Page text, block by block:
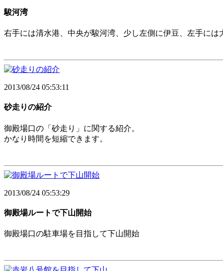
駿河湾
右手には清水港、中央が駿河湾、少し左側に伊豆、左手には
2013/08/24 05:53:11
砂走りの紹介
御殿場口の「砂走り」に関する紹介。
かなり時間を短縮できます。
2013/08/24 05:53:29
御殿場ルートで下山開始
御殿場口の駐車場を目指して下山開始